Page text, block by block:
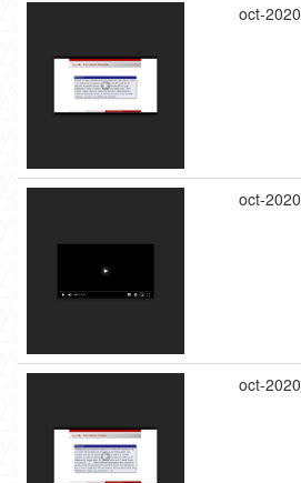
oct-2020
oct-2020
oct-2020